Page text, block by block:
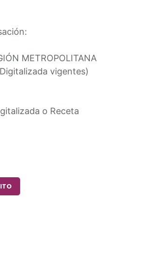
METROPOLITANA
vigentes)
o Receta